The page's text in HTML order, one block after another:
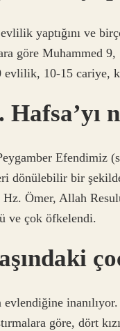
yaptığını ve
göre Muhammed
10-15 cariye,
Efendimiz
dönülebilir bir
Ömer, Allah
ve çok öfkelendi.
inanılıyor.
göre, dört